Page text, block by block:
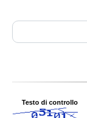
Testo di controllo